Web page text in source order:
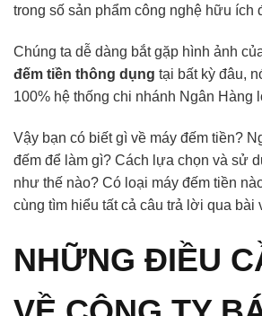
trong số sản phẩm công nghệ hữu ích
Chúng ta dễ dàng bắt gặp hình ảnh
đếm tiền thông dụng tại bất kỳ đâu,
100% hệ thống chi nhánh Ngân Hàng
Vậy bạn có biết gì về máy đếm tiền?
đếm để làm gì? Cách lựa chọn và sử
như thế nào? Có loại máy đếm tiền
cùng tìm hiểu tất cả câu trả lời qua bài
NHỮNG ĐIỀU